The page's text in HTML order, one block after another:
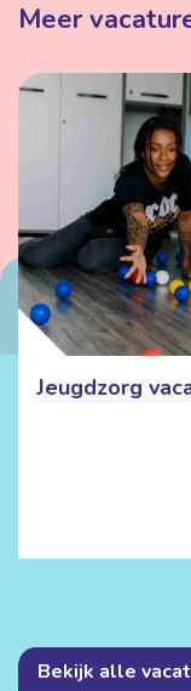
Meer
Jeugdzorg
Bekijk alle